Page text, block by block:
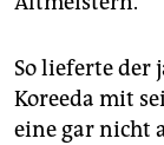
So lieferte der
Koreeda mit
eine gar nicht